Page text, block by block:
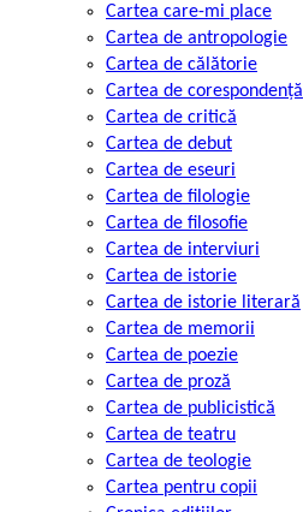
Cartea care-mi place
Cartea de antropologie
Cartea de călătorie
Cartea de corespondență
Cartea de critică
Cartea de debut
Cartea de eseuri
Cartea de filologie
Cartea de filosofie
Cartea de interviuri
Cartea de istorie
Cartea de istorie literară
Cartea de memorii
Cartea de poezie
Cartea de proză
Cartea de publicistică
Cartea de teatru
Cartea de teologie
Cartea pentru copii